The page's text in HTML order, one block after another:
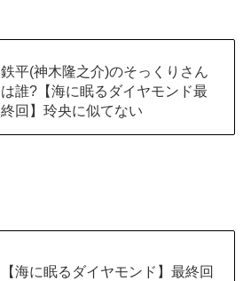
鉄平(神木隆之介)のそっくりさん
は誰?【海に眠るダイヤモンド最
終回】玲央に似てない
【海に眠るダイヤモンド】最終回